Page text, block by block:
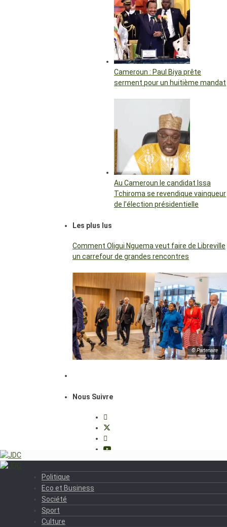
Cameroun : Paul Biya prête
serment pour un huitième mandat
Au Cameroun le candidat Issa
Tchiroma se revendique vainqueur
de l’élection présidentielle
Les plus lus
Comment Oligui Nguema veut faire de Libreville
un carrefour de grandes rencontres
© Partenaire
Nous Suivre
Politique
Eco et Business
Société
Sport
Culture